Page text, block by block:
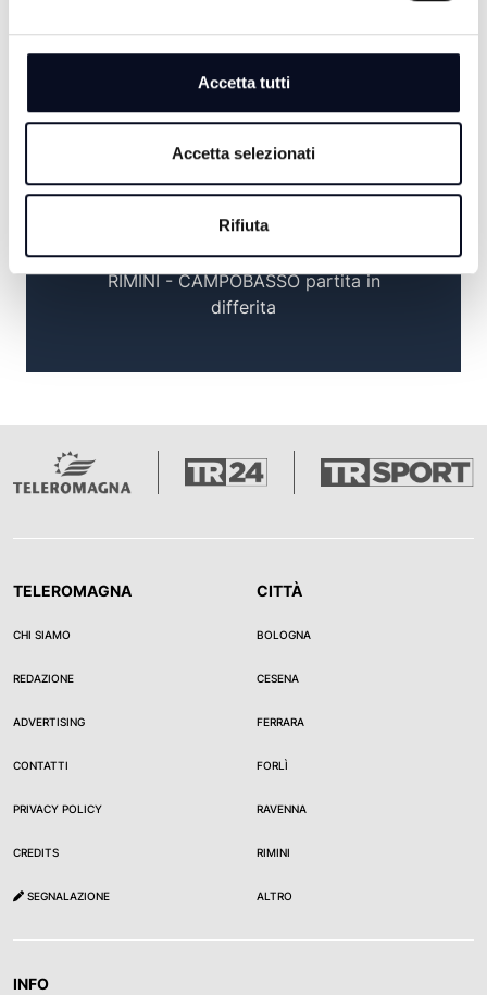
Accetta tutti
Accetta selezionati
Rifiuta
TG SERA
21:00
PIANETA BIANCONERO
22:30
RIMINI - CAMPOBASSO partita in
differita
TELEROMAGNA
CHI SIAMO
REDAZIONE
ADVERTISING
CONTATTI
PRIVACY POLICY
CREDITS
SEGNALAZIONE
CITTÀ
BOLOGNA
CESENA
FERRARA
FORLÌ
RAVENNA
RIMINI
ALTRO
INFO